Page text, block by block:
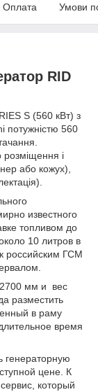
Оплата Умови
RID
S (560 кВт) з
потужністю 560
розміщення і
або кожух),
известного
топливом до
10 литров в
российским ГСМ
мм и вес
разместить
в раму
время
генераторную
цене. К
который